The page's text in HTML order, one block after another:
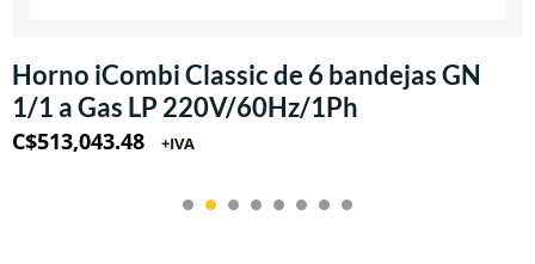
Horno iCombi Classic de 6 bandejas GN
1/1 a Gas LP 220V/60Hz/1Ph
C$513,043.48 +IVA